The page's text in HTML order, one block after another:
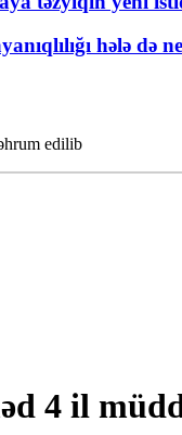
hələ də
edilib
4 il